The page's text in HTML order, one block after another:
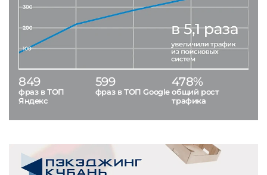
849
фраз в ТОП
Яндекс
599
фраз в ТОП Google
478%
общий рост
трафика